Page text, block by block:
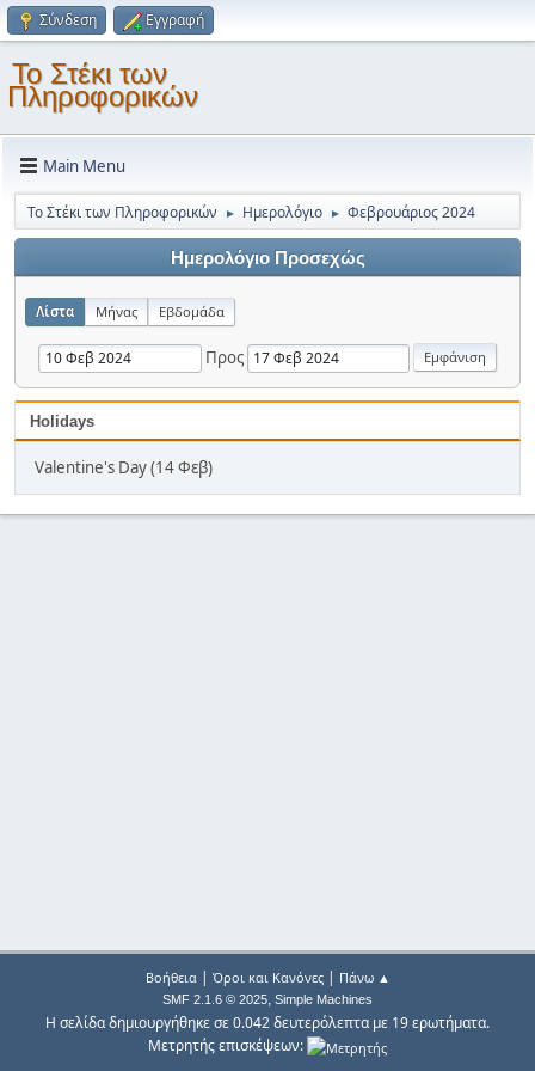
Σύνδεση Εγγραφή
Το Στέκι των
Πληροφορικών
Main Menu
Το Στέκι των Πληροφορικών ► Ημερολόγιο ► Φεβρουάριος 2024
Ημερολόγιο Προσεχώς
Λίστα Μήνας Εβδομάδα
Προς
Holidays
Valentine's Day (14 Φεβ)
Βοήθεια| Όροι και Κανόνες| Πάνω ▲
SMF 2.1.6 © 2025, Simple Machines
Η σελίδα δημιουργήθηκε σε 0.042 δευτερόλεπτα με 19 ερωτήματα.
Μετρητής επισκέψεων: